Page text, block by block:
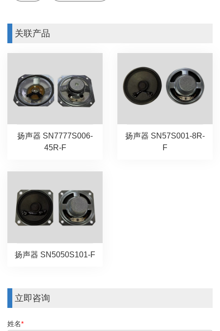
关联产品
扬声器 SN7777S006-
45R-F
扬声器 SN57S001-8R-
F
扬声器 SN5050S101-F
立即咨询
姓名*